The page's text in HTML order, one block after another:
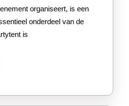
organiseert, is een
onderdeel van de
is